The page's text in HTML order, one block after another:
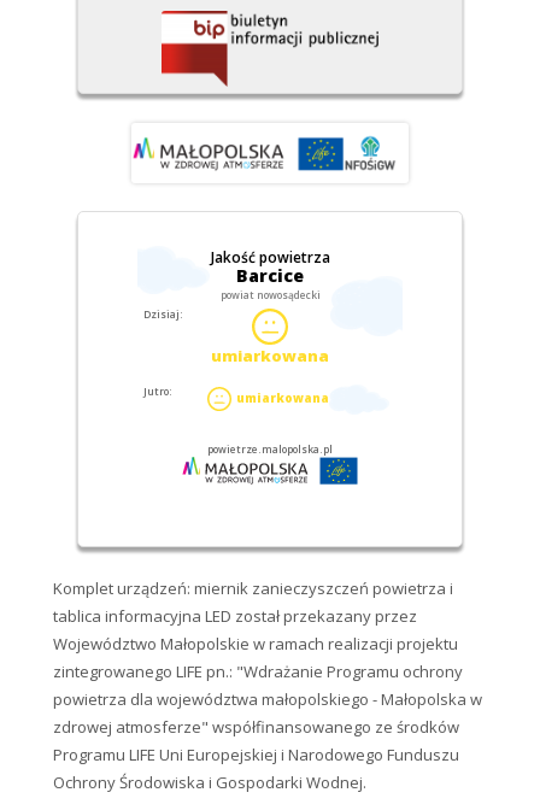
Komplet urządzeń: miernik zanieczyszczeń powietrza i
tablica informacyjna LED został przekazany przez
Województwo Małopolskie w ramach realizacji projektu
zintegrowanego LIFE pn.: "Wdrażanie Programu ochrony
powietrza dla województwa małopolskiego - Małopolska w
zdrowej atmosferze" współfinansowanego ze środków
Programu LIFE Uni Europejskiej i Narodowego Funduszu
Ochrony Środowiska i Gospodarki Wodnej.